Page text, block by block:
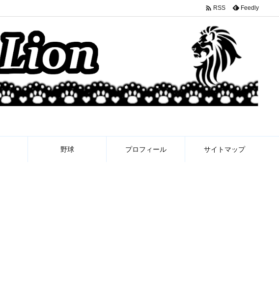
野球 プロフィール サイトマップ
 RSS Feedly